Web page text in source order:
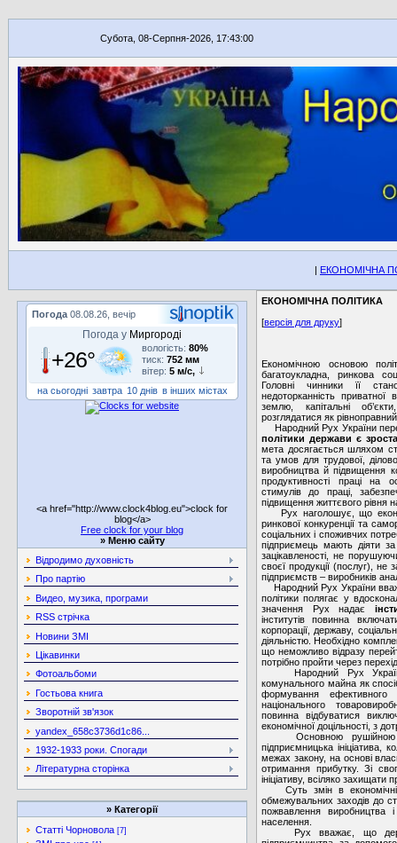
Субота, 08-Серпня-2026, 17:43:00
| ЕКОНОМІЧНА
Погода 08.08.26, вечір
Погода у Миргороді
+26° вологість: 80%
тиск: 752 мм
вітер: 5 м/с,
на сьогодні завтра 10 днів в інших містах
<a href="http://www.clock4blog.eu">clock for
blog</a>
Free clock for your blog
» Меню сайту
Відродимо духовність
Про партію
Видео, музика, програми
RSS стрічка
Новини ЗМІ
Цікавинки
Фотоальбоми
Гостьова книга
Зворотній зв'язок
yandex_658c3736d1c86...
1932-1933 роки. Спогади
Літературна сторінка
» Категорії
Статті Чорновола [7]
ЕКОНОМІЧНА ПОЛІТИКА
[версія для друку]
Економічною основою
багатоукладна, ринкова
Головні чинники її
недоторканність
землю, капітальні
розглядатися як
Народний Рух України
політики держави є
мета досягається шляхом
та умов для трудової,
виробництва й підвищення
продуктивності праці на
стимулів до праці,
підвищення життєвого рівня
Рух наголошує, що
ринкової конкуренції та
соціальних і споживчих
підприємець мають діяти за
зацікавленості, не
своєї продукції (послуг),
підприємств – виробників
Народний Рух України
політики полягає у
значення Рух надає
інститутів повинна
корпорації, державу,
діяльністю. Необхідно
що неможливо відразу
потрібно пройти через
Народний Рух України
комунального майна як
формування ефективного
національного
повинна відбуватися
економічної доцільності, з
Основною рушійною
підприємницька ініціатива,
межах закону, на основі
отримання прибутку. Зі
ініціативу, всіляко захищати
Суть змін в економічній
обмежувальних заходів до
пожвавлення виробництва
населення.
Рух вважає, що